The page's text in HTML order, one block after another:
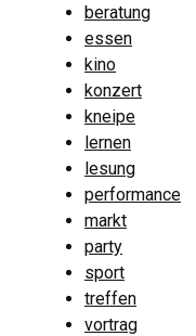
beratung
essen
kino
konzert
kneipe
lernen
lesung
performance
markt
party
sport
treffen
vortrag